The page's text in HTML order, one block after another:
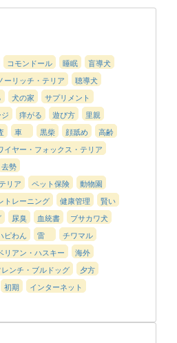
コモンドール 睡眠
盲導犬
ーリッチ・テリア
聴導犬
犬の家
サプリメント
痒がる 遊び方
里親
車 黒柴 顔舐め
高齢
イヤー・フォックス・テリア
去勢
リア
ペット保険
動物園
トレーニング 健康管理
賢い
尿臭 血統書
ブサカワ犬
ピわん 雷
チワマル
リアン・ハスキー
海外
レンチ・ブルドッグ
夕方
初期 インターネット